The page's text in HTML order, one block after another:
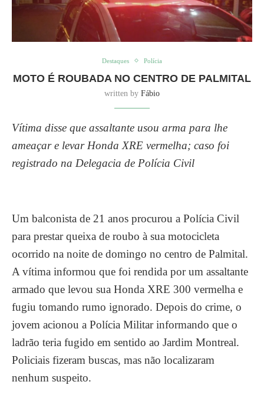
Destaques Polícia
MOTO É ROUBADA NO CENTRO DE PALMITAL
written by Fábio
Vítima disse que assaltante usou arma para lhe
ameaçar e levar Honda XRE vermelha; caso foi
registrado na Delegacia de Polícia Civil
Um balconista de 21 anos procurou a Polícia Civil
para prestar queixa de roubo à sua motocicleta
ocorrido na noite de domingo no centro de Palmital.
A vítima informou que foi rendida por um assaltante
armado que levou sua Honda XRE 300 vermelha e
fugiu tomando rumo ignorado. Depois do crime, o
jovem acionou a Polícia Militar informando que o
ladrão teria fugido em sentido ao Jardim Montreal.
Policiais fizeram buscas, mas não localizaram
nenhum suspeito.